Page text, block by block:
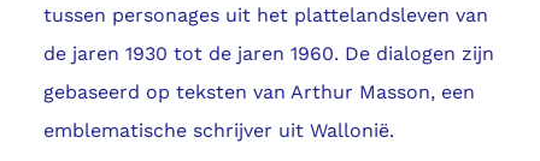
tussen personages uit het plattelandsleven van
de jaren 1930 tot de jaren 1960. De dialogen zijn
gebaseerd op teksten van Arthur Masson, een
emblematische schrijver uit Wallonië.